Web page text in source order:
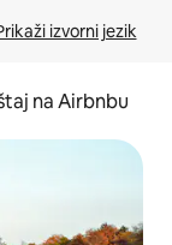
izvorni jezik
na Airbnbu